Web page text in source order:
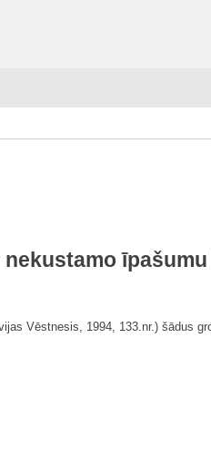
īpašumu
Vēstnesis, 1994, 133.nr.) šādus